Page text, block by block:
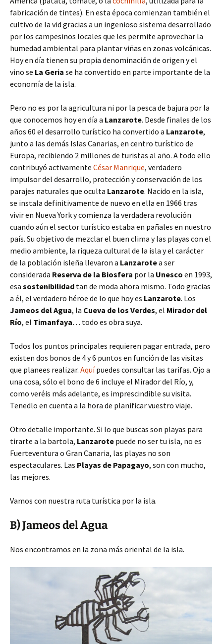
fabricación de tintes). En esta época comienzan también el
cultivo de la vid gracias a un ingenioso sistema desarrollado
por los campesinos locales que les permite aprovechar la
humedad ambiental para plantar viñas en zonas volcánicas.
Hoy en día tienen su propia denominación de origen y el
vino se La Geria se ha convertido en parte importante de la
economía de la isla.
Pero no es por la agricultura ni por la pesca de bajura por la
que conocemos hoy en día a Lanzarote. Desde finales de los
años 60 el desarrollo turístico ha convertido a Lanzarote,
junto a las demás Islas Canarias, en centro turístico de
Europa, recibiendo 2 millones de turistas al año. A todo ello
contribuyó activamente César Manrique, verdadero
impulsor del desarrollo, protección y conservación de los
parajes naturales que oculta Lanzarote. Nacido en la isla,
se instala definitivamente de nuevo en ella en 1966 tras
vivir en Nueva York y comienza la verdadera revolución
cuando aún el sector turístico estaba en pañales en nuestro
país. Su objetivo de mezclar el buen clima y las playas con el
medio ambiente, la riqueza cultural de la isla y el carácter
de la población isleña llevaron a Lanzarotea ser
considerada Reserva de la Biosfera por la Unesco en 1993,
esa sostenibilidad tan de moda ahora mismo. Todo gracias
a él, el verdadero héroe de lo que hoy es Lanzarote. Los
Jameos del Agua, la Cueva de los Verdes, el Mirador del
Río, el Timanfaya… todo es obra suya.
Todos los puntos principales requieren pagar entrada, pero
existen dos bonos de 4 y 6 puntos en función de las visitas
que planees realizar. Aquípuedes consultar las tarifas. Ojo a
una cosa, sólo el bono de 6 incluye el Mirador del Río, y,
como veréis más adelante, es imprescindible su visita.
Tenedlo en cuenta a la hora de planificar vuestro viaje.
Otro detalle importante. Si lo que buscas son playas para
tirarte a la bartola, Lanzarote puede no ser tu isla, no es
Fuerteventura o Gran Canaria, las playas no son
espectaculares. Las Playas de Papagayo, son con mucho,
las mejores.
Vamos con nuestra ruta turística por la isla.
B) Jameos del Agua
Nos encontramos en la zona más oriental de la isla.